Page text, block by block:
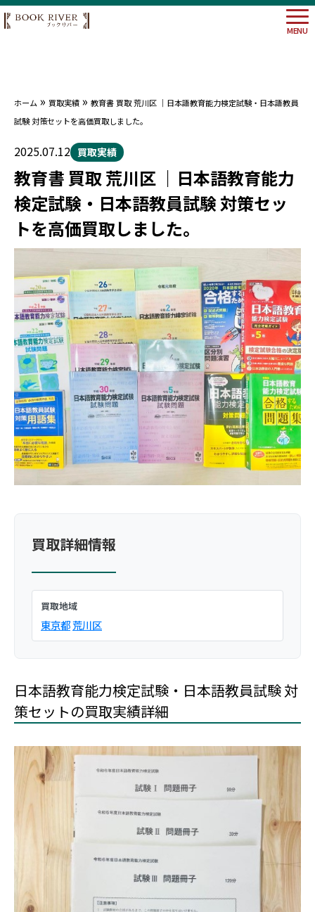
大阪府
埼玉県
神奈川
東京都
MENU
ホーム » 買取実績 » 教育書 買取 荒川区 ｜日本語教育能力検定試験・日本語教員
試験 対策セットを高価買取しました。
2025.07.12 買取実績
教育書 買取 荒川区 ｜日本語教育能力
検定試験・日本語教員試験 対策セッ
トを高価買取しました。
買取詳細情報
買取地域
東京都荒川区
日本語教育能力検定試験・日本語教員試験 対
策セットの買取実績詳細